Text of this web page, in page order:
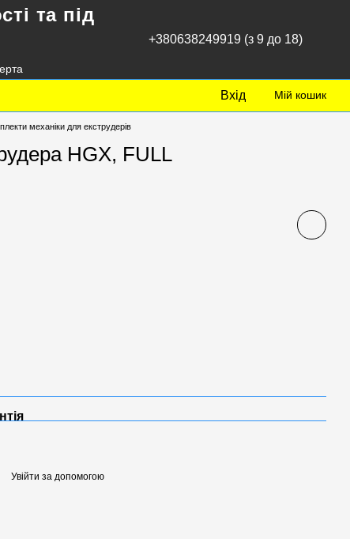
та під
+380638249919 (з 9 до 18)
Вхід Мій кошик
механіки для екструдерів
HGX, FULL
Увійти за допомогою